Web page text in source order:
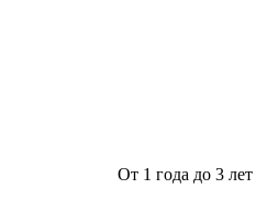
От 1 года до 3 лет